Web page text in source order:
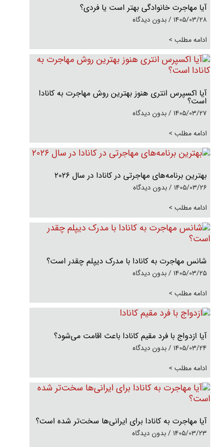
آیا مهاجرت خانوادگی بهتر است یا فردی؟
1405/03/28
بدون دیدگاه
ادامه مطلب >
آیا اکسپرس انتری هنوز بهترین روش مهاجرت به کانادا
است؟
1405/03/27
بدون دیدگاه
ادامه مطلب >
بهترین برنامه‌های مهاجرتی در کانادا در سال 2026
1405/03/26
بدون دیدگاه
ادامه مطلب >
شانس مهاجرت به کانادا با مدرک دیپلم چقدر است؟
1405/03/25
بدون دیدگاه
ادامه مطلب >
آیا ازدواج با فرد مقیم کانادا باعث اقامت می‌شود؟
1405/03/24
بدون دیدگاه
ادامه مطلب >
آیا مهاجرت به کانادا برای ایرانی‌ها سخت‌تر شده است؟
1405/03/23
بدون دیدگاه